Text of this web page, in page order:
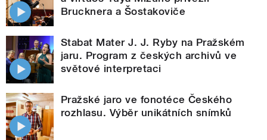
Brucknera a Šostakoviče
Stabat Mater J. J. Ryby na Pražském
jaru. Program z českých archivů ve
světové interpretaci
Pražské jaro ve fonotéce Českého
rozhlasu. Výběr unikátních snímků